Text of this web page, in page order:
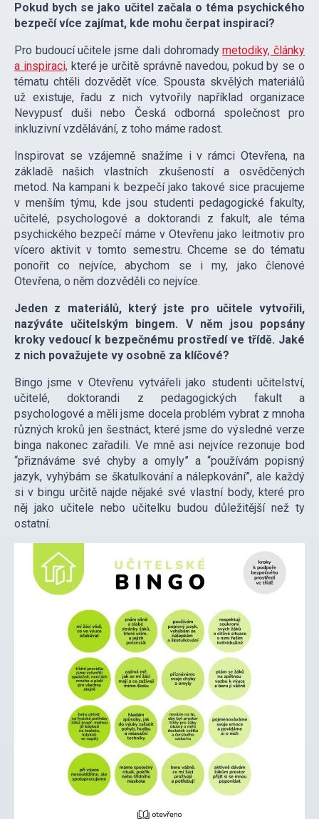
Pokud bych se jako učitel začala o téma psychického
bezpečí více zajímat, kde mohu čerpat inspiraci?
Pro budoucí učitele jsme dali dohromadymetodiky, články
a inspiraci,které je určitě správně navedou, pokud by se o
tématu chtěli dozvědět více. Spousta skvělých materiálů
už existuje, řadu z nich vytvořily například organizace
Nevypusť duši nebo Česká odborná společnost pro
inkluzivní vzdělávání, z toho máme radost.
Inspirovat se vzájemně snažíme i v rámci Otevřena, na
základě našich vlastních zkušeností a osvědčených
metod. Na kampani k bezpečí jako takové sice pracujeme
v menším týmu, kde jsou studenti pedagogické fakulty,
učitelé, psychologové a doktorandi z fakult, ale téma
psychického bezpečí máme v Otevřenu jako leitmotiv pro
vícero aktivit v tomto semestru. Chceme se do tématu
ponořit co nejvíce, abychom se i my, jako členové
Otevřena, o něm dozvěděli co nejvíce.
Jeden z materiálů, který jste pro učitele vytvořili,
nazýváte učitelským bingem. V něm jsou popsány
kroky vedoucí k bezpečnému prostředí ve třídě. Jaké
z nich považujete vy osobně za klíčové?
Bingo jsme v Otevřenu vytvářeli jako studenti učitelství,
učitelé, doktorandi z pedagogických fakult a
psychologové a měli jsme docela problém vybrat z mnoha
různých kroků jen šestnáct, které jsme do výsledné verze
binga nakonec zařadili. Ve mně asi nejvíce rezonuje bod
“přiznáváme své chyby a omyly” a “používám popisný
jazyk, vyhýbám se škatulkování a nálepkování”, ale každý
si v bingu určitě najde nějaké své vlastní body, které pro
něj jako učitele nebo učitelku budou důležitější než ty
ostatní.